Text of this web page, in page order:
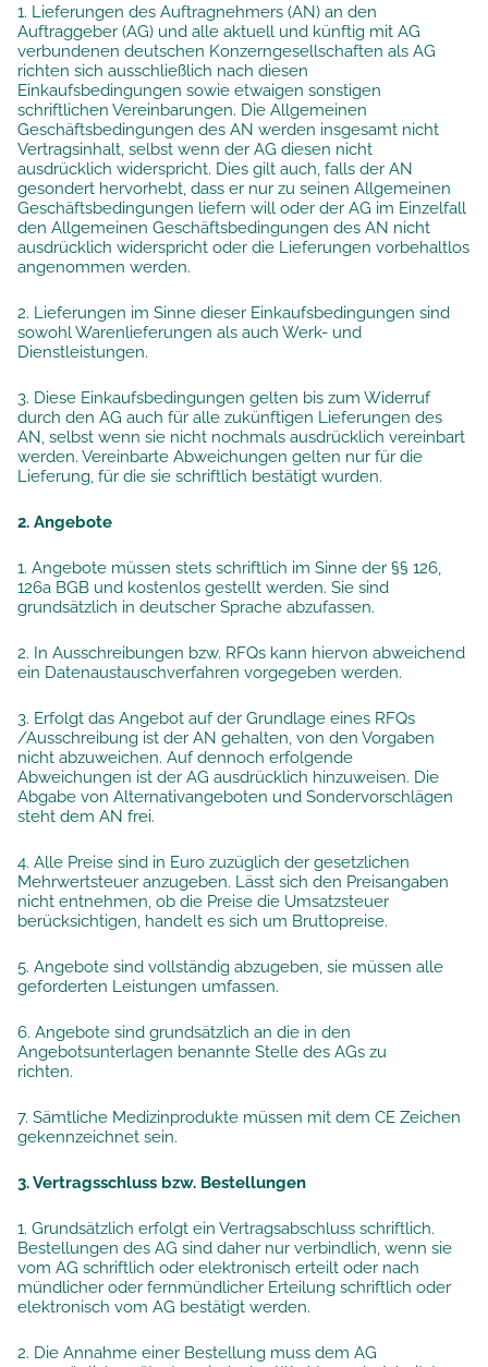
1. Lieferungen des Auftragnehmers (AN) an den
Auftraggeber (AG) und alle aktuell und künftig mit AG
verbundenen deutschen Konzerngesellschaften als AG
richten sich ausschließlich nach diesen
Einkaufsbedingungen sowie etwaigen sonstigen
schriftlichen Vereinbarungen. Die Allgemeinen
Geschäftsbedingungen des AN werden insgesamt nicht
Vertragsinhalt, selbst wenn der AG diesen nicht
ausdrücklich widerspricht. Dies gilt auch, falls der AN
gesondert hervorhebt, dass er nur zu seinen Allgemeinen
Geschäftsbedingungen liefern will oder der AG im Einzelfall
den Allgemeinen Geschäftsbedingungen des AN nicht
ausdrücklich widerspricht oder die Lieferungen vorbehaltlos
angenommen werden.
2. Lieferungen im Sinne dieser Einkaufsbedingungen sind
sowohl Warenlieferungen als auch Werk- und
Dienstleistungen.
3. Diese Einkaufsbedingungen gelten bis zum Widerruf
durch den AG auch für alle zukünftigen Lieferungen des
AN, selbst wenn sie nicht nochmals ausdrücklich vereinbart
werden. Vereinbarte Abweichungen gelten nur für die
Lieferung, für die sie schriftlich bestätigt wurden.
2. Angebote
1. Angebote müssen stets schriftlich im Sinne der §§ 126,
126a BGB und kostenlos gestellt werden. Sie sind
grundsätzlich in deutscher Sprache abzufassen.
2. In Ausschreibungen bzw. RFQs kann hiervon abweichend
ein Datenaustauschverfahren vorgegeben werden.
3. Erfolgt das Angebot auf der Grundlage eines RFQs
/Ausschreibung ist der AN gehalten, von den Vorgaben
nicht abzuweichen. Auf dennoch erfolgende
Abweichungen ist der AG ausdrücklich hinzuweisen. Die
Abgabe von Alternativangeboten und Sondervorschlägen
steht dem AN frei.
4. Alle Preise sind in Euro zuzüglich der gesetzlichen
Mehrwertsteuer anzugeben. Lässt sich den Preisangaben
nicht entnehmen, ob die Preise die Umsatzsteuer
berücksichtigen, handelt es sich um Bruttopreise.
5. Angebote sind vollständig abzugeben, sie müssen alle
geforderten Leistungen umfassen.
6. Angebote sind grundsätzlich an die in den
Angebotsunterlagen benannte Stelle des AGs zu
richten.
7. Sämtliche Medizinprodukte müssen mit dem CE Zeichen
gekennzeichnet sein.
3. Vertragsschluss bzw. Bestellungen
1. Grundsätzlich erfolgt ein Vertragsabschluss schriftlich.
Bestellungen des AG sind daher nur verbindlich, wenn sie
vom AG schriftlich oder elektronisch erteilt oder nach
mündlicher oder fernmündlicher Erteilung schriftlich oder
elektronisch vom AG bestätigt werden.
2. Die Annahme einer Bestellung muss dem AG